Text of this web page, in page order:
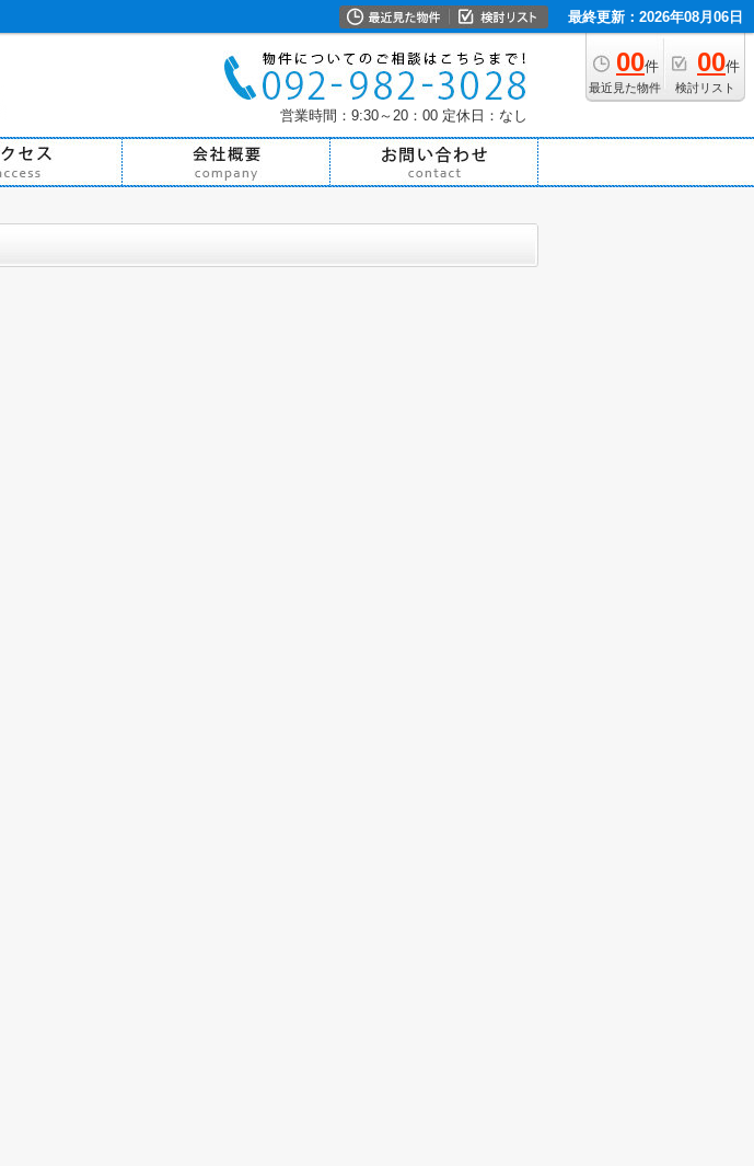
最終更新：2026年08月06日
00件
最近見た物件
00件
検討リスト
営業時間：9:30～20：00 定休日：なし